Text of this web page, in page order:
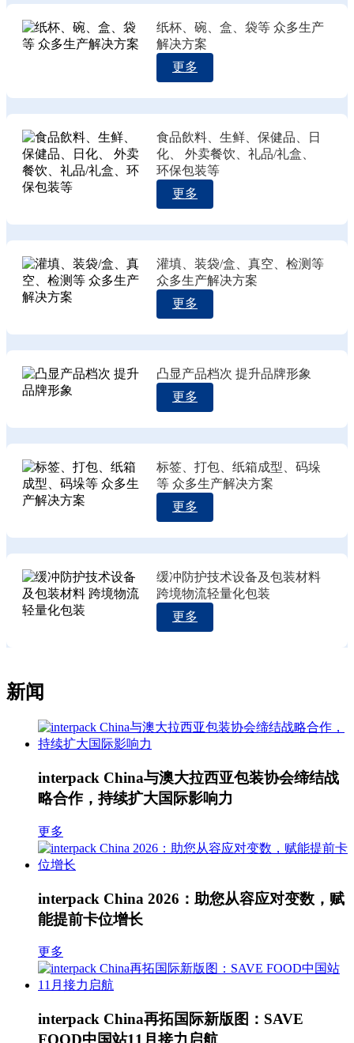
纸杯、碗、盒、袋等 众多生产
解决方案
更多
食品飲料、生鲜、保健品、日
化、 外卖餐饮、礼品/礼盒、
环保包装等
更多
灌填、装袋/盒、真空、检测等
众多生产解决方案
更多
凸显产品档次 提升品牌形象
更多
标签、打包、纸箱成型、码垛
等 众多生产解决方案
更多
缓冲防护技术设备及包装材料
跨境物流轻量化包装
更多
新闻
interpack China与澳大拉西亚包装协会缔结战
略合作，持续扩大国际影响力
更多
interpack China 2026：助您从容应对变数，赋
能提前卡位增长
更多
interpack China再拓国际新版图：SAVE
FOOD中国站11月接力启航